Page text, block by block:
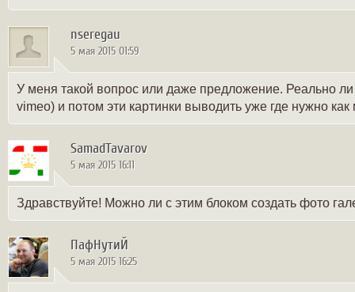
nseregau
5 мая 2015 01:59
У меня такой вопрос или даже предложение. Реально
vimeo) и потом эти картинки выводить уже где нужно
SamadTavarov
5 мая 2015 16:11
Здравствуйте! Можно ли с этим блоком создать фото
ПафНутиЙ
5 мая 2015 16:25